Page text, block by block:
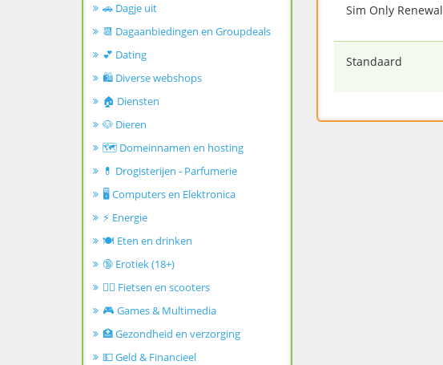
Sim Only Renewal
Standaard
🚗 Dagje uit
📆 Dagaanbiedingen en Groupdeals
💕 Dating
🛍️ Diverse webshops
🏠 Diensten
🐶 Dieren
🗺️ Domeinnamen en hosting
💊 Drogisterijen - Parfumerie
🖥️ Computers en Elektronica
⚡ Energie
🍽️ Eten en drinken
🔞 Erotiek (18+)
🚴‍♂️ Fietsen en scooters
🎮 Games & Multimedia
🏥 Gezondheid en verzorging
💵 Geld & Financieel